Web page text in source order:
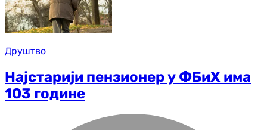
Друштво
Најстарији пензионер у ФБиХ има
103 године